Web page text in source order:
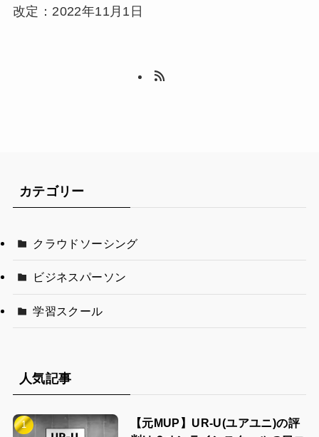
改定：2022年11月1日
カテゴリー
クラウドソーシング
ビジネスパーソン
学習スクール
人気記事
【元MUP】UR-U(ユアユニ)の評